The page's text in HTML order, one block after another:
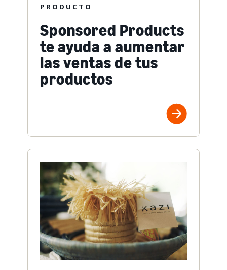
PRODUCTO
Sponsored Products
te ayuda a aumentar
las ventas de tus
productos